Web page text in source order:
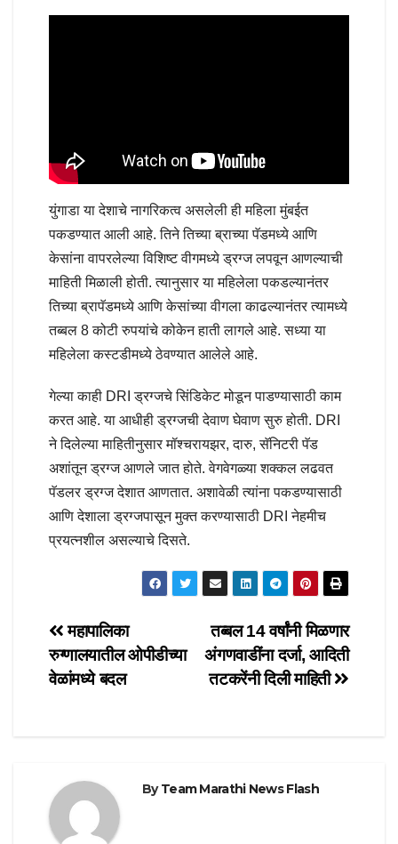
युंगाडा या देशाचे नागरिकत्व असलेली ही महिला मुंबईत
पकडण्यात आली आहे. तिने तिच्या ब्राच्या पॅडमध्ये आणि
केसांना वापरलेल्या विशिष्ट वीगमध्ये ड्रग्ज लपवून आणल्याची
माहिती मिळाली होती. त्यानुसार या महिलेला पकडल्यानंतर
तिच्या ब्रापॅडमध्ये आणि केसांच्या वीगला काढल्यानंतर त्यामध्ये
तब्बल 8 कोटी रुपयांचे कोकेन हाती लागले आहे. सध्या या
महिलेला कस्टडीमध्ये ठेवण्यात आलेले आहे.
गेल्या काही DRI ड्रग्जचे सिंडिकेट मोडून पाडण्यासाठी काम
करत आहे. या आधीही ड्रग्जची देवाण घेवाण सुरु होती. DRI
ने दिलेल्या माहितीनुसार मॉश्चरायझर, दारु, सॅनिटरी पॅड
अशांतून ड्रग्ज आणले जात होते. वेगवेगळ्या शक्कल लढवत
पॅडलर ड्रग्ज देशात आणतात. अशावेळी त्यांना पकडण्यासाठी
आणि देशाला ड्रग्जपासून मुक्त करण्यासाठी DRI नेहमीच
प्रयत्नशील असल्याचे दिसते.
Post
navigation
तब्बल 14 वर्षांनी मिळणार
अंगणवाडींना दर्जा, आदिती
तटकरेंनी दिली माहिती
महापालिका
रुग्णालयातील ओपीडीच्या
वेळांमध्ये बदल
ByTeam Marathi News Flash